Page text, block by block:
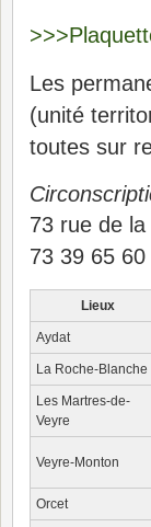
Les
(unité
toutes sur
73 rue de
73 39 65 60
Lieux
Aydat
La Roche-Blanche
Les Martres-de-
Veyre
Veyre-Monton
Orcet